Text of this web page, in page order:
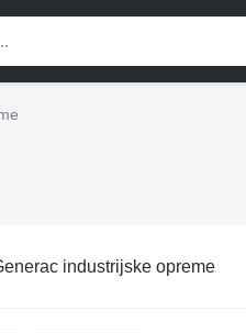
industrijske opreme